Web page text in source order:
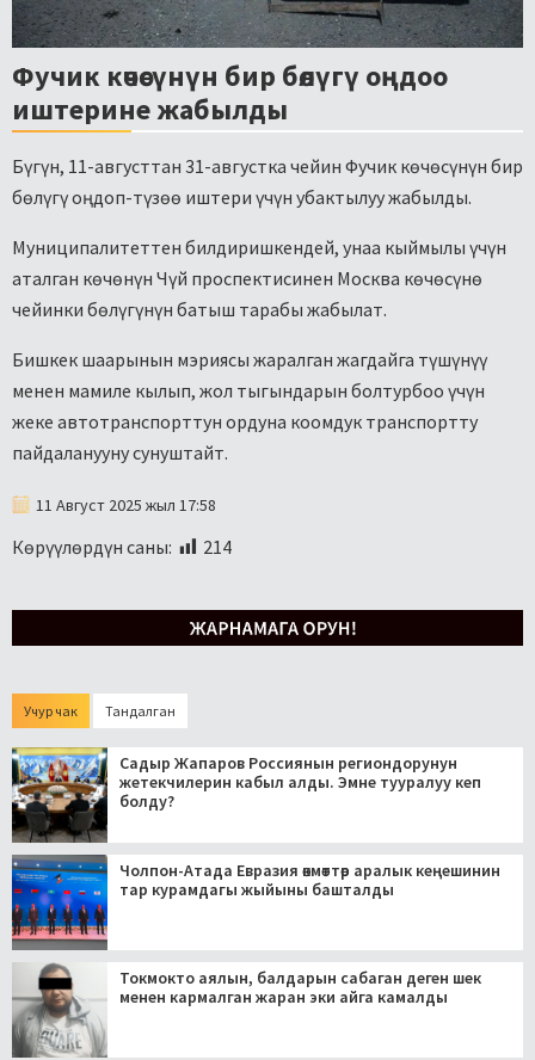
Фучик көчөсүнүн бир бөлүгү оңдоо
иштерине жабылды
Бүгүн, 11-августтан 31-августка чейин Фучик көчөсүнүн бир
бөлүгү оңдоп-түзөө иштери үчүн убактылуу жабылды.
Муниципалитеттен билдиришкендей, унаа кыймылы үчүн
аталган көчөнүн Чүй проспектисинен Москва көчөсүнө
чейинки бөлүгүнүн батыш тарабы жабылат.
Бишкек шаарынын мэриясы жаралган жагдайга түшүнүү
менен мамиле кылып, жол тыгындарын болтурбоо үчүн
жеке автотранспорттун ордуна коомдук транспортту
пайдаланууну сунуштайт.
11 Август 2025 жыл 17:58
Көрүүлөрдүн саны: 214
Учур чак Тандалган
Садыр Жапаров Россиянын региондорунун
жетекчилерин кабыл алды. Эмне тууралуу кеп
болду?
Чолпон-Атада Евразия өкмөттөр аралык кеңешинин
тар курамдагы жыйыны башталды
Токмокто аялын, балдарын сабаган деген шек
менен кармалган жаран эки айга камалды